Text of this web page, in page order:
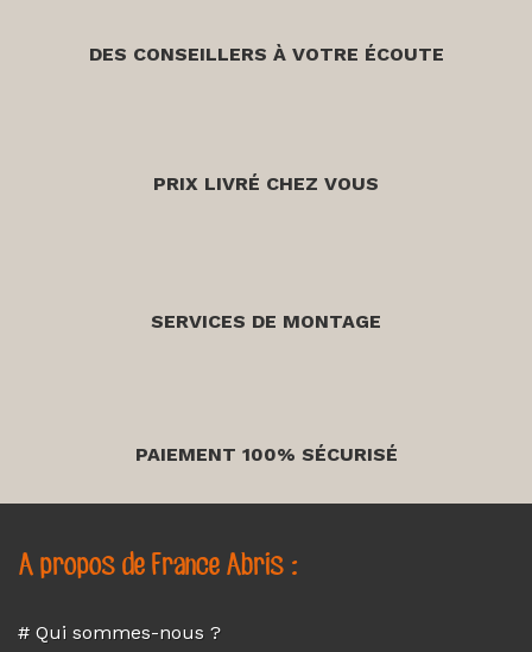
DES CONSEILLERS À VOTRE ÉCOUTE
PRIX LIVRÉ CHEZ VOUS
SERVICES DE MONTAGE
PAIEMENT 100% SÉCURISÉ
A propos de France Abris :
# Qui sommes-nous ?